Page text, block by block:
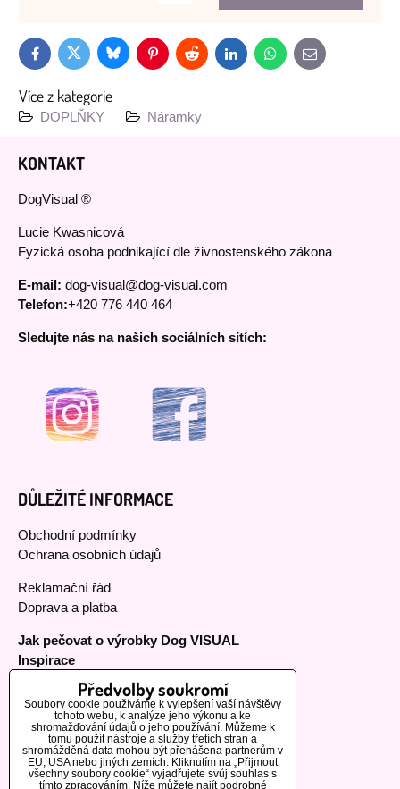
FacebookTwitter BlueskyPinterestReddit LinkedInWhatsApp
E-
mail
Více z kategorie
DOPLŇKY Náramky
KONTAKT
DogVisual ®
Lucie Kwasnicová
Fyzická osoba podnikající dle živnostenského zákona
E-mail: dog-visual@dog-visual.com
Telefon:+420 776 440 464
Sledujte nás na našich sociálních sítích:
DŮLEŽITÉ INFORMACE
Obchodní podmínky
Ochrana osobních údajů
Reklamační řád
Doprava a platba
Jak pečovat o výrobky Dog VISUAL
Inspirace
MOHLO BY VÁS ZAJÍMAT
Naši zákazníci
Předvolby soukromí
Soubory cookie používáme k vylepšení vaší návštěvy
tohoto webu, k analýze jeho výkonu a ke
shromažďování údajů o jeho používání. Můžeme k
tomu použít nástroje a služby třetích stran a
shromážděná data mohou být přenášena partnerům v
EU, USA nebo jiných zemích. Kliknutím na „Přijmout
všechny soubory cookie“ vyjadřujete svůj souhlas s
tímto zpracováním. Níže můžete najít podrobné